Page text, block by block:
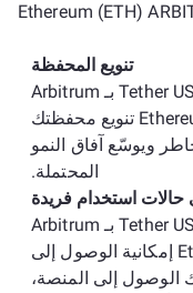
Ethereum (ETH)
تنويع المحفظة
يتيح لك تبديل Tether USD (USDT) ETH بـ Arbitrum
Ethereum (ETH) ARBITRUM تنويع محفظتك
ويوسّع آفاق النمو
المحتملة.
حالات استخدام فريدة
يمنحك استبدال Tether USD (USDT) ETH بـ Arbitrum
Ethereum (ETH) ARBITRUM إمكانية الوصول إلى
الوصول إلى المنصة،